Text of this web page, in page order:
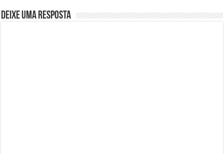
Deixe uma resposta